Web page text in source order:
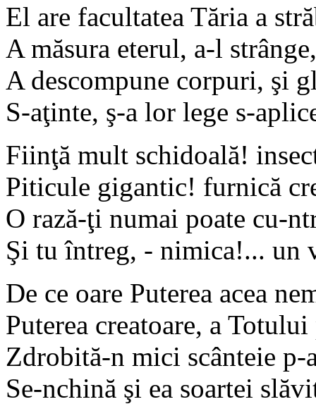
El are facultatea Tăria a
A măsura eterul, a-l
A descompune corpuri, şi
S-aţinte, ş-a lor lege s-
Fiinţă mult schidoală!
Piticule gigantic! furnică
O rază-ţi numai poate cu-
Şi tu întreg, - nimica!... un
De ce oare Puterea acea
Puterea creatoare, a
Zdrobită-n mici scânteie
Se-nchină şi ea soartei